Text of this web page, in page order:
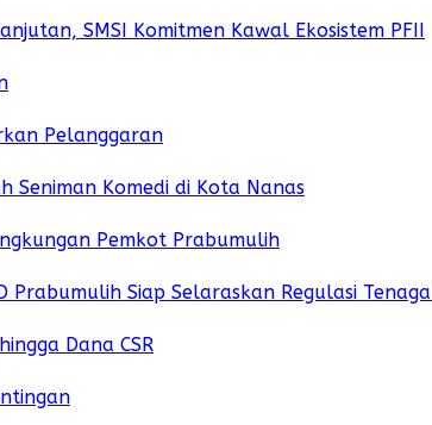
SMSI Komitmen Kawal Ekosistem PFII
Pelanggaran
Seniman Komedi di Kota Nanas
Pemkot Prabumulih
Prabumulih Siap Selaraskan Regulasi
Dana CSR